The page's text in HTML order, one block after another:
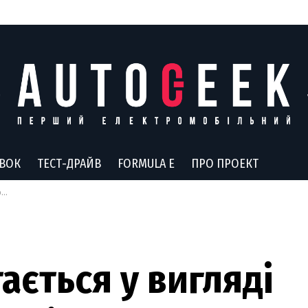
ТЕСТ-ДРАЙВ FORMULA E ПРО ПРОЕКТ
у вигляді